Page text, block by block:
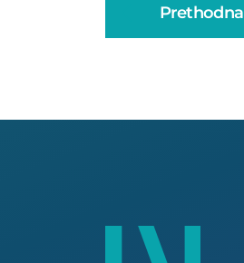
Prethodna